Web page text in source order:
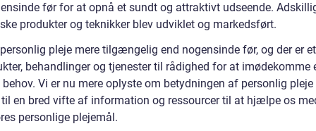
før for at opnå et sundt og attraktivt udseende.
produkter og teknikker blev udviklet og markedsført.
pleje mere tilgængelig end nogensinde før, og der er
behandlinger og tjenester til rådighed for at imødekomme
behov. Vi er nu mere oplyste om betydningen af personlig
en bred vifte af information og ressourcer til at hjælpe os
personlige plejemål.